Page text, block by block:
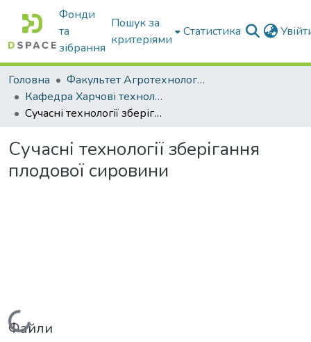
Фонди
та
зібрання
Пошук за
критеріями
Статистика
Головна
Факультет Агротехнологій та екології
Кафедра Харчові технологіі та готельно-ресторанна справа
Сучасні технології зберігання плодової сировини
Сучасні технології зберігання
плодової сировини
Вантажиться...
Файли